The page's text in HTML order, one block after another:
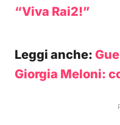
“Viva Rai2!”
Leggi anche:
Giorgia Meloni: